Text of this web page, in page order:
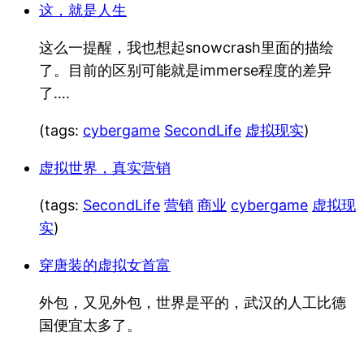
这，就是人生
这么一提醒，我也想起snowcrash里面的描绘
了。目前的区别可能就是immerse程度的差异
了….
(tags: cybergame SecondLife 虚拟现实)
虚拟世界，真实营销
(tags: SecondLife 营销 商业 cybergame 虚拟现
实)
穿唐装的虚拟女首富
外包，又见外包，世界是平的，武汉的人工比德
国便宜太多了。